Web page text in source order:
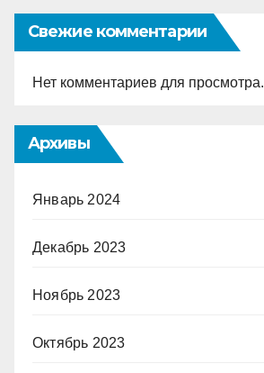
Свежие комментарии
Нет комментариев для просмотра.
Архивы
Январь 2024
Декабрь 2023
Ноябрь 2023
Октябрь 2023